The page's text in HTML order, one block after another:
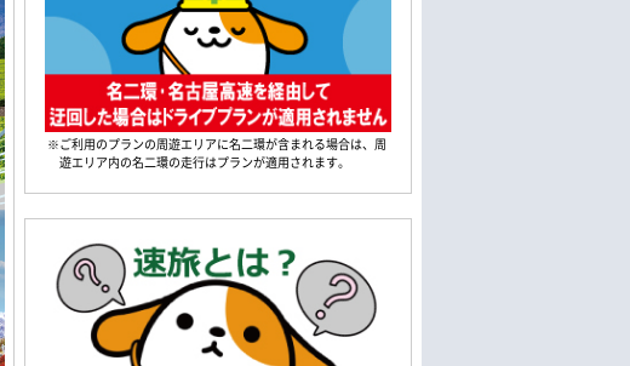
※ご利用のプランの周遊エリアに名二環が含まれる場合は、周
遊エリア内の名二環の走行はプランが適用されます。